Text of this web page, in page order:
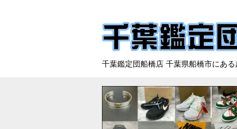
千葉鑑定団船橋店 千葉県船橋市にあ